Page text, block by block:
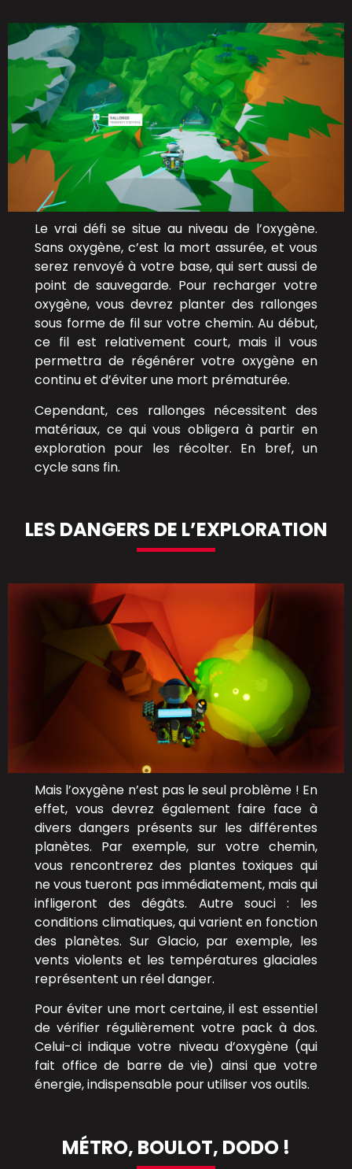
Le vrai défi se situe au niveau de l’oxygène.
Sans oxygène, c’est la mort assurée, et vous
serez renvoyé à votre base, qui sert aussi de
point de sauvegarde. Pour recharger votre
oxygène, vous devrez planter des rallonges
sous forme de fil sur votre chemin. Au début,
ce fil est relativement court, mais il vous
permettra de régénérer votre oxygène en
continu et d’éviter une mort prématurée.
Cependant, ces rallonges nécessitent des
matériaux, ce qui vous obligera à partir en
exploration pour les récolter. En bref, un
cycle sans fin.
LES DANGERS DE L’EXPLORATION
Mais l’oxygène n’est pas le seul problème ! En
effet, vous devrez également faire face à
divers dangers présents sur les différentes
planètes. Par exemple, sur votre chemin,
vous rencontrerez des plantes toxiques qui
ne vous tueront pas immédiatement, mais qui
infligeront des dégâts. Autre souci : les
conditions climatiques, qui varient en fonction
des planètes. Sur Glacio, par exemple, les
vents violents et les températures glaciales
représentent un réel danger.
Pour éviter une mort certaine, il est essentiel
de vérifier régulièrement votre pack à dos.
Celui-ci indique votre niveau d’oxygène (qui
fait office de barre de vie) ainsi que votre
énergie, indispensable pour utiliser vos outils.
MÉTRO, BOULOT, DODO !